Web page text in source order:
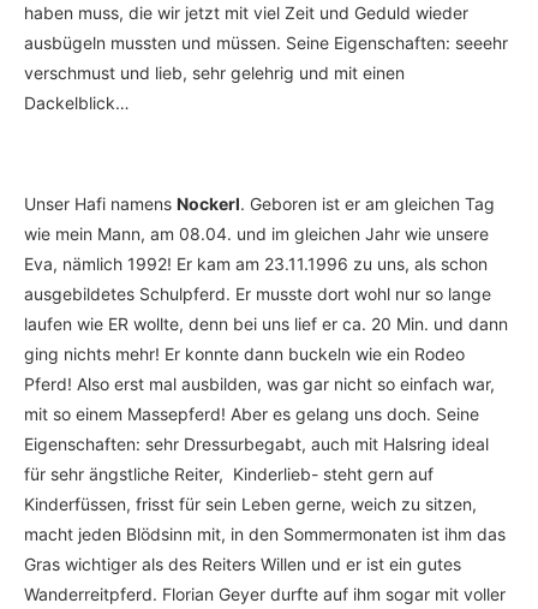
haben muss, die wir jetzt mit viel Zeit und Geduld wieder
ausbügeln mussten und müssen. Seine Eigenschaften: seeehr
verschmust und lieb, sehr gelehrig und mit einen
Dackelblick…
Unser Hafi namens Nockerl. Geboren ist er am gleichen Tag
wie mein Mann, am 08.04. und im gleichen Jahr wie unsere
Eva, nämlich 1992! Er kam am 23.11.1996 zu uns, als schon
ausgebildetes Schulpferd. Er musste dort wohl nur so lange
laufen wie ER wollte, denn bei uns lief er ca. 20 Min. und dann
ging nichts mehr! Er konnte dann buckeln wie ein Rodeo
Pferd! Also erst mal ausbilden, was gar nicht so einfach war,
mit so einem Massepferd! Aber es gelang uns doch. Seine
Eigenschaften: sehr Dressurbegabt, auch mit Halsring ideal
für sehr ängstliche Reiter, Kinderlieb- steht gern auf
Kinderfüssen, frisst für sein Leben gerne, weich zu sitzen,
macht jeden Blödsinn mit, in den Sommermonaten ist ihm das
Gras wichtiger als des Reiters Willen und er ist ein gutes
Wanderreitpferd. Florian Geyer durfte auf ihm sogar mit voller